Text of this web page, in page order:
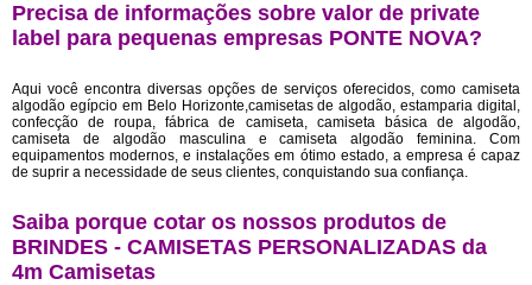
Precisa de informações sobre valor de private
label para pequenas empresas PONTE NOVA?
Aqui você encontra diversas opções de serviços oferecidos, como camiseta
algodão egípcio em Belo Horizonte,camisetas de algodão, estamparia digital,
confecção de roupa, fábrica de camiseta, camiseta básica de algodão,
camiseta de algodão masculina e camiseta algodão feminina. Com
equipamentos modernos, e instalações em ótimo estado, a empresa é capaz
de suprir a necessidade de seus clientes, conquistando sua confiança.
Saiba porque cotar os nossos produtos de
BRINDES - CAMISETAS PERSONALIZADAS da
4m Camisetas